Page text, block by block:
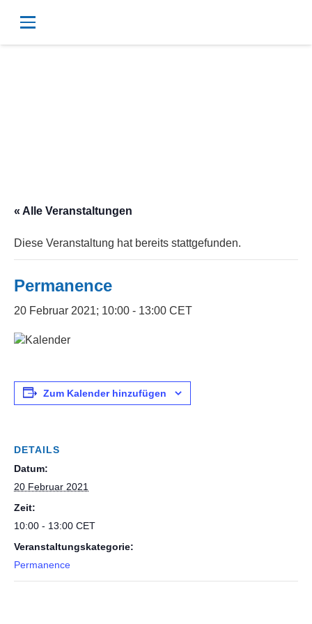
« Alle Veranstaltungen
Diese Veranstaltung hat bereits stattgefunden.
Permanence
20 Februar 2021; 10:00 - 13:00 CET
Zum Kalender hinzufügen
DETAILS
Datum:
20 Februar 2021
Zeit:
10:00 - 13:00 CET
Veranstaltungskategorie:
Permanence